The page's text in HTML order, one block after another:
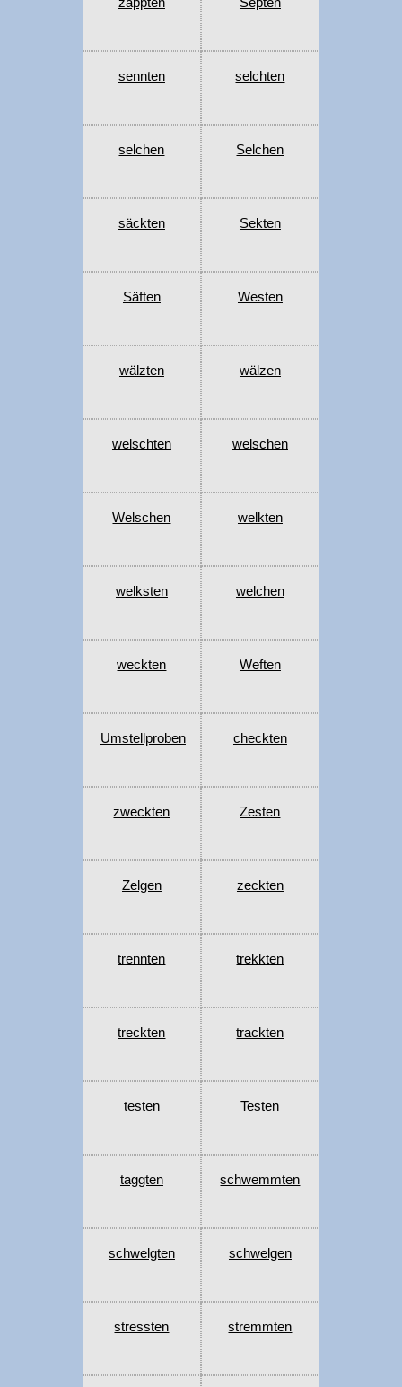
sennten selchten
selchen Selchen
säckten Sekten
Säften Westen
wälzten wälzen
welschten welschen
Welschen welkten
welksten welchen
weckten Weften
Umstellproben checkten
zweckten Zesten
Zelgen zeckten
trennten trekkten
treckten trackten
testen Testen
taggten schwemmten
schwelgten schwelgen
stressten stremmten